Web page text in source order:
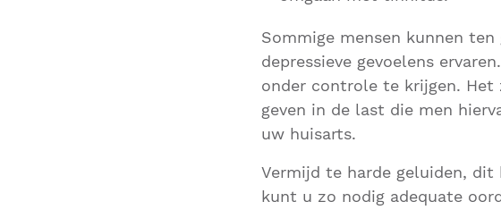
Sommige mensen kunnen
depressieve gevoelens
onder controle te krijgen.
geven in de last die men
uw huisarts.
Vermijd te harde geluiden,
kunt u zo nodig adequate